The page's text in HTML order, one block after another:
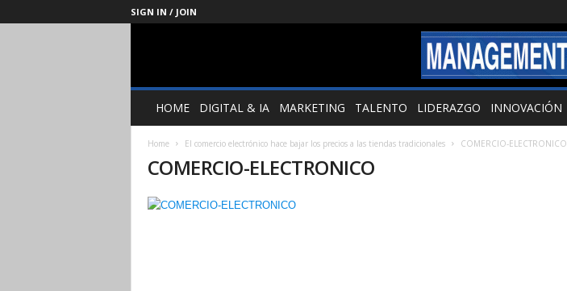
SIGN IN / JOIN
Management
SocietyHOME DIGITAL & IA MARKETING TALENTO LIDERAZGO INNOVACIÓN
Home El comercio electrónico hace bajar los precios a las tiendas tradicionales COMERCIO-ELECTRONICO
COMERCIO-ELECTRONICO